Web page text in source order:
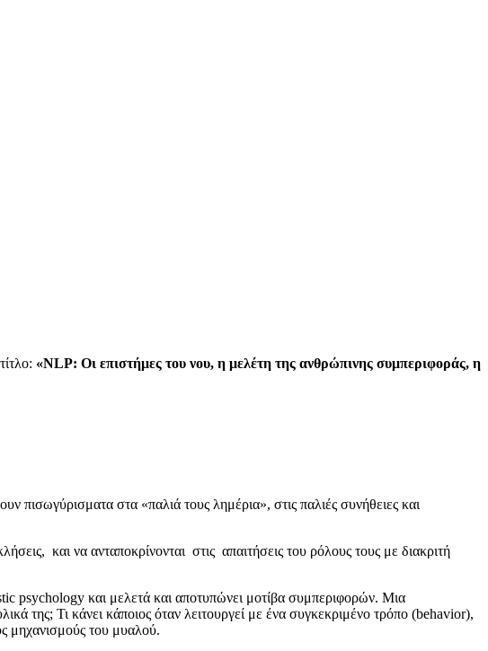
«NLP: Οι επιστήμες του νου, η μελέτη της ανθρώπινης συμπεριφοράς, η
πισωγύρισματα στα «παλιά τους λημέρια», στις παλιές συνήθειες και
και να ανταποκρίνονται στις απαιτήσεις του ρόλους τους με διακριτή
psychology και μελετά και αποτυπώνει μοτίβα συμπεριφορών. Μια
της; Τι κάνει κάποιος όταν λειτουργεί με ένα συγκεκριμένο τρόπο (behavior),
μηχανισμούς του μυαλού.